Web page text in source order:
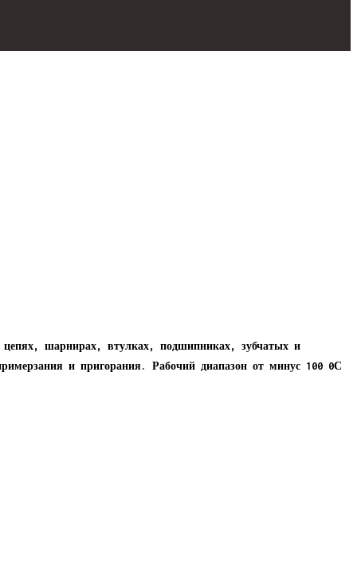
шарнирах, втулках, подшипниках, зубчатых и
и пригорания. Рабочий диапазон от минус 100 0С